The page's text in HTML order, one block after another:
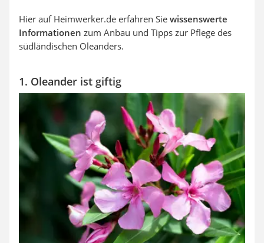
Hier auf Heimwerker.de erfahren Sie wissenswerte
Informationen zum Anbau und Tipps zur Pflege des
südländischen Oleanders.
1. Oleander ist giftig